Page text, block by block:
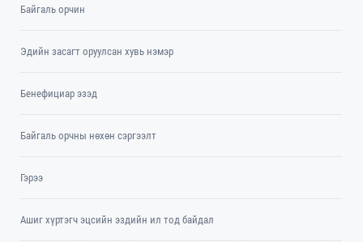
Байгаль орчин
Эдийн засагт оруулсан хувь нэмэр
Бенефициар эзэд
Байгаль орчны нөхөн сэргээлт
Гэрээ
Ашиг хүртэгч эцсийн эздийн ил тод байдал